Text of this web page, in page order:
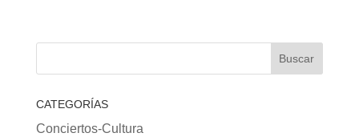
CATEGORÍAS
Conciertos-Cultura